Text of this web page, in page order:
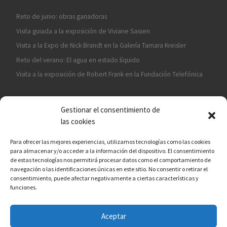
Gestionar el consentimiento de
las cookies
Para ofrecer las mejores experiencias, utilizamos tecnologías como las cookies
para almacenar y/o acceder a la información del dispositivo. El consentimiento
de estas tecnologías nos permitirá procesar datos como el comportamiento de
navegación o las identificaciones únicas en este sitio. No consentir o retirar el
consentimiento, puede afectar negativamente a ciertas características y
funciones.
Aceptar
Reto de junio: obras ganadoras
Visita guiada a la exposición de Viviane Sassen
Visita a la Expo de Nick Brandt en la Galería Tamara Kreisler
Reto del verano: El agua en estado líquido
Visita a la exposición de Robert Frank en la Fundación Telefónica
¡ASÓCIATE A CÁMARA EN MANO!